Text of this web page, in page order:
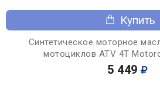
Купить
Синтетическое моторное
мотоциклов ATV 4T
5 449